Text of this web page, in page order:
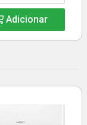
Adicionar